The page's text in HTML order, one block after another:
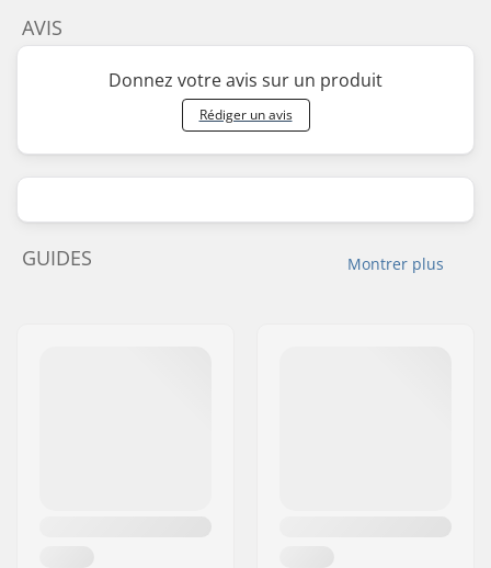
AVIS
Donnez votre avis sur un produit
Rédiger un avis
Montrer plus
GUIDES